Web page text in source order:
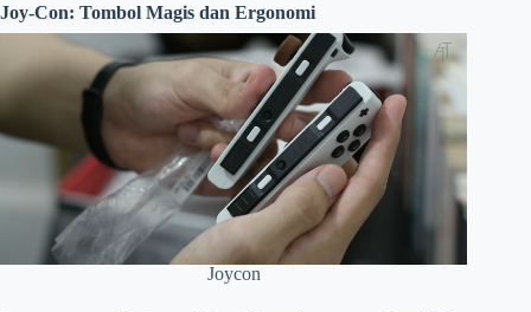
Joy-Con: Tombol Magis dan Ergonomi
Joycon